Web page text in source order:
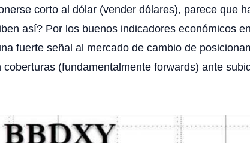
corto al dólar (vender dólares), parece que
así? Por los buenos indicadores económicos
fuerte señal al mercado de cambio de
(fundamentalmente forwards) ante